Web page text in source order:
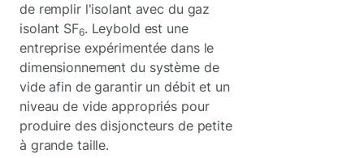
de remplir l'isolant avec du gaz
isolant SF6. Leybold est une
entreprise expérimentée dans le
dimensionnement du système de
vide afin de garantir un débit et un
niveau de vide appropriés pour
produire des disjoncteurs de petite
à grande taille.